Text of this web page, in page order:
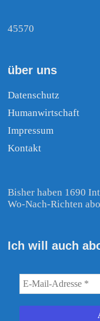
45570
über uns
Datenschutz
Humanwirtschaft
Impressum
Kontakt
Bisher haben 1690
Wo-Nach-Richten
Ich will auch